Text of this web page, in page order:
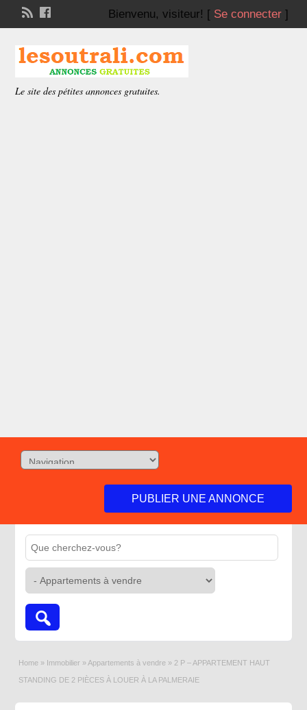
Bienvenu, visiteur! [ Se connecter]
Le site des pétites annonces gratuites.
PUBLIER UNE ANNONCE
Home » Immobilier » Appartements à vendre » 2 P – APPARTEMENT HAUT
STANDING DE 2 PIÈCES À LOUER À LA PALMERAIE